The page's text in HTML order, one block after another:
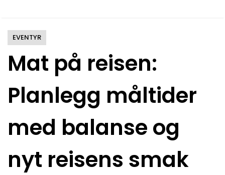
Mat på reisen:
Planlegg måltider
med balanse og
nyt reisens smak
EVENTYR